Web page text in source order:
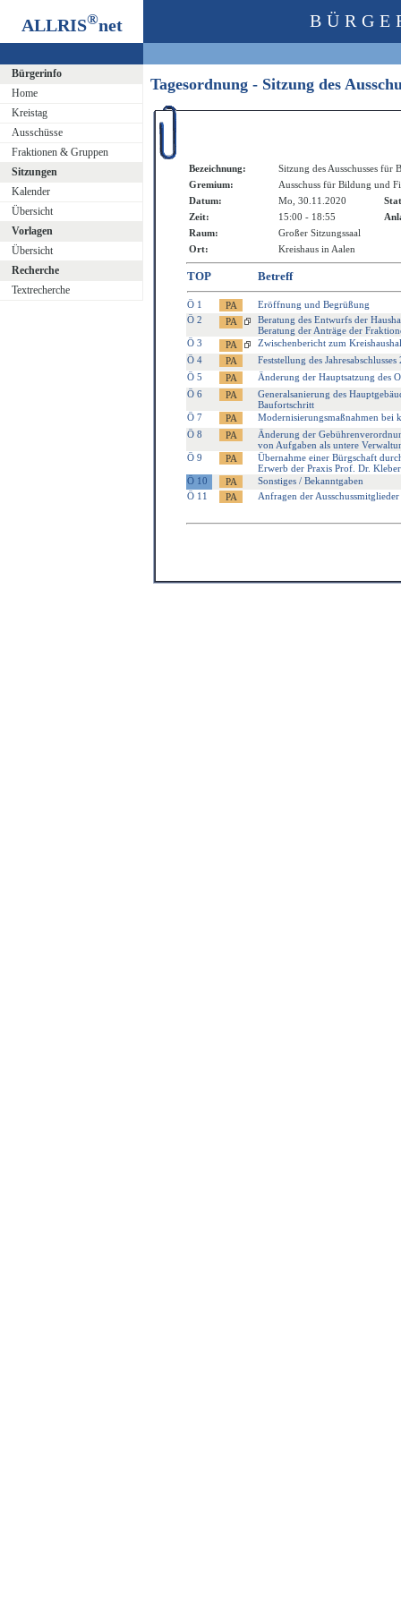
ALLRIS®net
Bürgerinfo
Home
Kreistag
Ausschüsse
Fraktionen & Gruppen
Sitzungen
Kalender
Übersicht
Vorlagen
Übersicht
Recherche
Textrecherche
Tagesordnung - Sitzung des
Bezeichnung:
Sitzung des Ausschusses für
Gremium:
Ausschuss für Bildung und
Datum:
Mo, 30.11.2020
Zeit:
15:00 - 18:55
Raum:
Großer Sitzungssaal
Ort:
Kreishaus in Aalen
TOP Betreff
Ö 1
Eröffnung und Begrüßung
Ö 2
Beratung des Entwurfs der
Beratung der Anträge der
Ö 3
Zwischenbericht zum
Ö 4
Feststellung des
Ö 5
Änderung der Hauptsatzung des
Ö 6
Generalsanierung des
Baufortschritt
Ö 7
Modernisierungsmaßnahmen bei
Ö 8
Änderung der
von Aufgaben als untere
Ö 9
Übernahme einer Bürgschaft
Erwerb der Praxis Prof. Dr.
Ö 10
Sonstiges / Bekanntgaben
Ö 11
Anfragen der Ausschussmitglieder